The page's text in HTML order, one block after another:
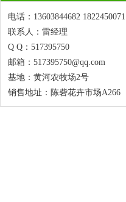
电话：13603844682
联系人：雷经理
Q Q：517395750
邮箱：517395750@qq.com
基地：黄河农牧场2号
销售地址：陈砦花卉市场A266